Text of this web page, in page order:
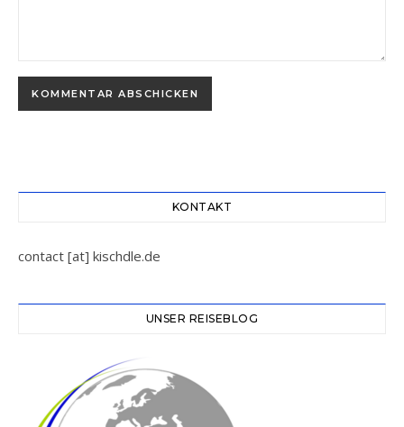
KONTAKT
contact [at] kischdle.de
UNSER REISEBLOG